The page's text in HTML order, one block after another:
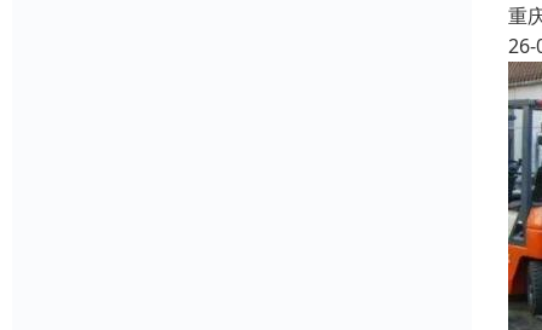
重
26-